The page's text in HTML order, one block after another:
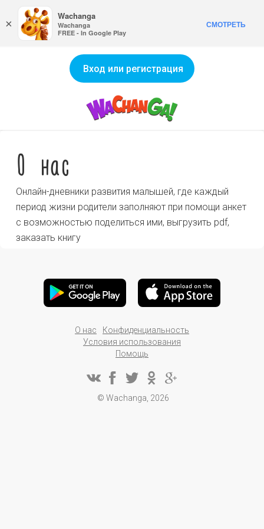
Вход или регистрация
О нас
Онлайн-дневники развития малышей, где каждый
период жизни родители заполняют при помощи анкет
с возможностью поделиться ими, выгрузить pdf,
заказать книгу
© Wachanga, 2026
О нас
Конфиденциальность
Условия использования
Помощь
×
Wachanga
Wachanga
FREE - In Google Play
СМОТРЕТЬ